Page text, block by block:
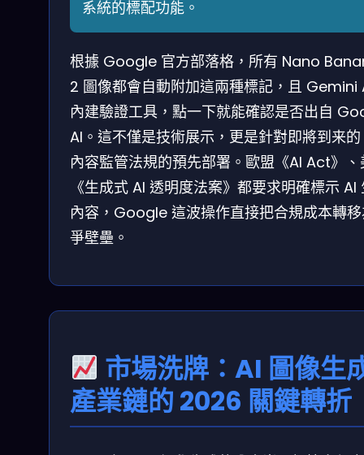
系統的標配功能。
根據 Google 官方部落格，所有 Nano
2 圖像都會自動附加這兩種標記，且 Gemini
內建驗證工具，點一下就能確認是否出自
AI。這不僅是技術展示，更是針對即將到来的
內容監管法規的預先部署。歐盟《AI Act》、
《生成式 AI 透明度法案》都要求明確標示 AI
內容，Google 這波操作直接把合規成本轉
爭壁壘。
市場洗牌：AI 圖像生
產業鏈的 2026 關鍵轉折